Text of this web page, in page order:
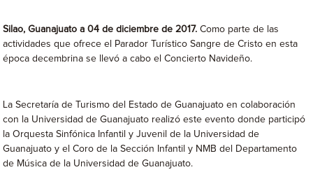
Silao, Guanajuato a 04 de diciembre de 2017.Como parte de las
actividades que ofrece el Parador Turístico Sangre de Cristo en esta
época decembrina se llevó a cabo el Concierto Navideño.
La Secretaría de Turismo del Estado de Guanajuato en colaboración
con la Universidad de Guanajuato realizó este evento donde participó
la Orquesta Sinfónica Infantil y Juvenil de la Universidad de
Guanajuato y el Coro de la Sección Infantil y NMB del Departamento
de Música de la Universidad de Guanajuato.